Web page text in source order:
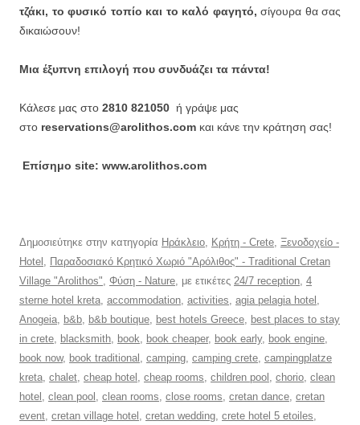
τζάκι, το φυσικό τοπίο και το καλό φαγητό, σίγουρα θα σας
δικαιώσουν!
Μια έξυπνη επιλογή που συνδυάζει τα πάντα!
Κάλεσε μας στο 2810 821050 ή γράψε μας
στο reservations@arolithos.com και κάνε την κράτηση σας!
Επίσημο site: www.arolithos.com
Δημοσιεύτηκε στην κατηγορία Ηράκλειο, Κρήτη - Crete, Ξενοδοχείο -
Hotel , Παραδοσιακό Κρητικό Χωριό "Αρόλιθος" - Traditional Cretan
Village "Arolithos", Φύση - Nature, με ετικέτες 24/7 reception, 4
sterne hotel kreta, accommodation, activities, agia pelagia hotel ,
Anogeia, b&b, b&b boutique, best hotels Greece, best places to stay
in crete, blacksmith, book, book cheaper, book early, book engine,
book now, book traditional , camping, camping crete, campingplatze
kreta, chalet, cheap hotel , cheap rooms, children pool , chorio, clean
hotel , clean pool , clean rooms, close rooms, cretan dance, cretan
event, cretan village hotel , cretan wedding, crete hotel 5 etoiles,